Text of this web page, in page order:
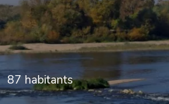
87 habitants